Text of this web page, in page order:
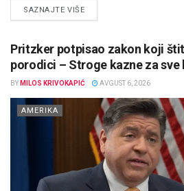
SAZNAJTE VIŠEDETAILS
Pritzker potpisao zakon koji
porodici – Stroge kazne za
BY MILOS KRIVOKAPIĆ AVGUST 6, 2026
AMERIKA